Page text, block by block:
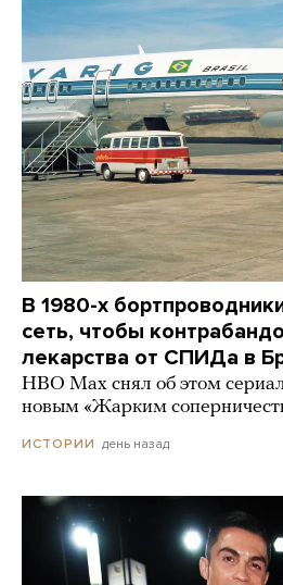
В 1980-х
сеть, чтобы
лекарства от СПИДа в
HBO Max снял об этом
новым «Жарким
ИСТОРИИ день назад